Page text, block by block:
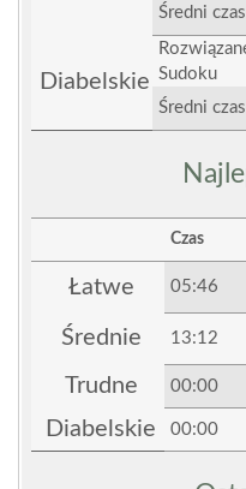
Średni czas
Diabelskie Sudoku
Średni czas
Czas
Łatwe 05:46
Średnie 13:12
Trudne 00:00
Diabelskie 00:00